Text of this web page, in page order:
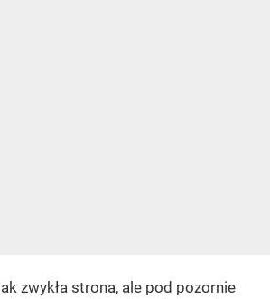
zwykła strona, ale pod pozornie